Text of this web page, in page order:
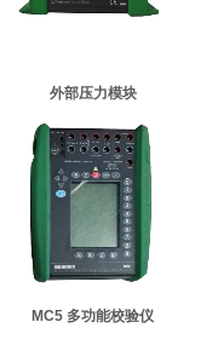
外部压力模块
MC5 多功能校验仪